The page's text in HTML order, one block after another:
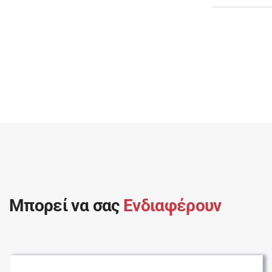
Μπορεί να σας Ενδιαφέρουν